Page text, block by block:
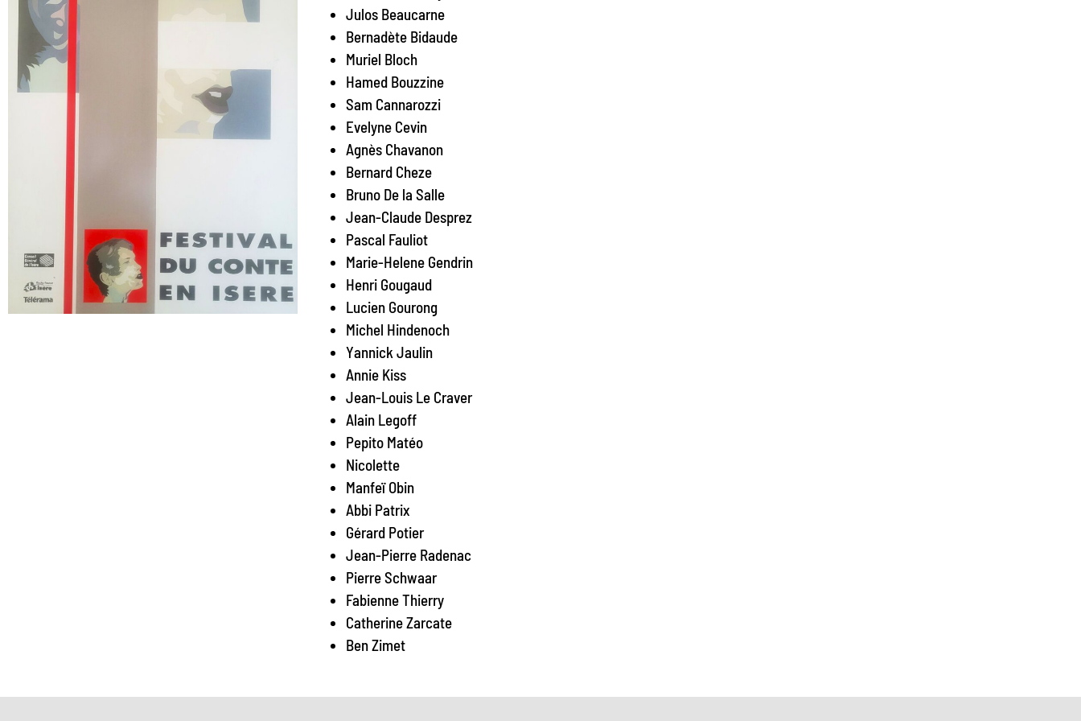
Julos Beaucarne
Bernadète Bidaude
Muriel Bloch
Hamed Bouzzine
Sam Cannarozzi
Evelyne Cevin
Agnès Chavanon
Bernard Cheze
Bruno De la Salle
Jean-Claude Desprez
Pascal Fauliot
Marie-Helene Gendrin
Henri Gougaud
Lucien Gourong
Michel Hindenoch
Yannick Jaulin
Annie Kiss
Jean-Louis Le Craver
Alain Legoff
Pepito Matéo
Nicolette
Manfeï Obin
Abbi Patrix
Gérard Potier
Jean-Pierre Radenac
Pierre Schwaar
Fabienne Thierry
Catherine Zarcate
Ben Zimet